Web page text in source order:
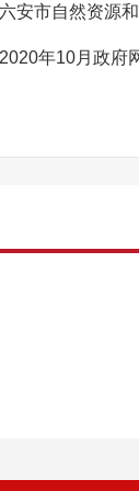
六安市自然资源
2020年10月政府